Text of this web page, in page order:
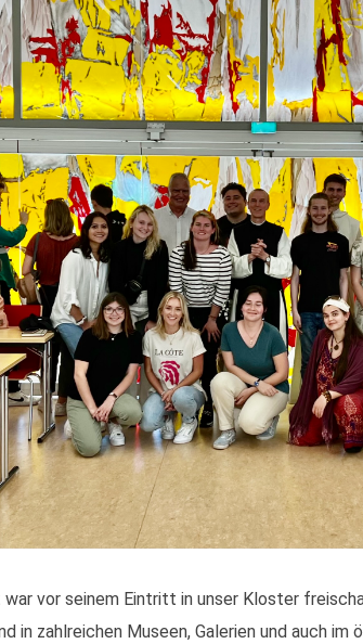
vor seinem Eintritt in unser Kloster
in zahlreichen Museen, Galerien und auch